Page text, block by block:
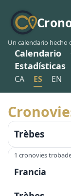
Un calendario hecho
Calendario
Estadísticas
CA ES EN
Trèbes
1 cronovies
Francia